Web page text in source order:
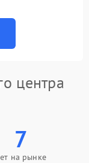
центра
7
на рынке